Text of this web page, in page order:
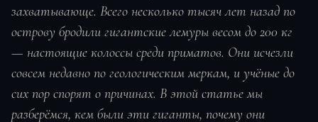
захватывающе. Всего несколько тысяч лет назад по
острову бродили гигантские лемуры весом до 200 кг
— настоящие колоссы среди приматов. Они исчезли
совсем недавно по геологическим меркам, и учёные до
сих пор спорят о причинах. В этой статье мы
разберёмся, кем были эти гиганты, почему они